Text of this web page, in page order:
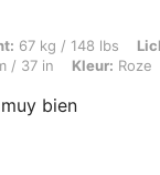
Lichaamsvorm:
67 kg / 148 lbs
/ 37 in Kleur: Roze
bien